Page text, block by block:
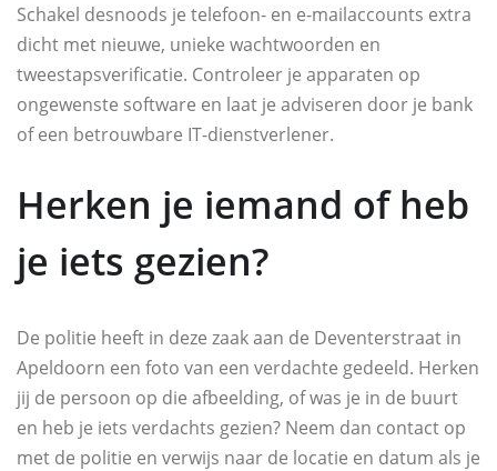
Schakel desnoods je telefoon- en e-mailaccounts extra
dicht met nieuwe, unieke wachtwoorden en
tweestapsverificatie. Controleer je apparaten op
ongewenste software en laat je adviseren door je bank
of een betrouwbare IT-dienstverlener.
Herken je iemand of heb
je iets gezien?
De politie heeft in deze zaak aan de Deventerstraat in
Apeldoorn een foto van een verdachte gedeeld. Herken
jij de persoon op die afbeelding, of was je in de buurt
en heb je iets verdachts gezien? Neem dan contact op
met de politie en verwijs naar de locatie en datum als je